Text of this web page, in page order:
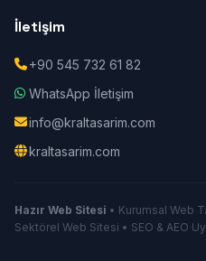
İletişim
+90 545 732 61 82
WhatsApp İletişim
info@kraltasarim.com
kraltasarim.com
Hazır Web Sitesi • Kurumsal Web
Sektörel Web Sitesi • SEO & AEO